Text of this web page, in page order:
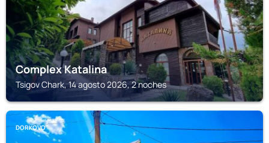
Complex Katalina
Tsigov Chark, 14 agosto 2026, 2 noches
DORKOVO